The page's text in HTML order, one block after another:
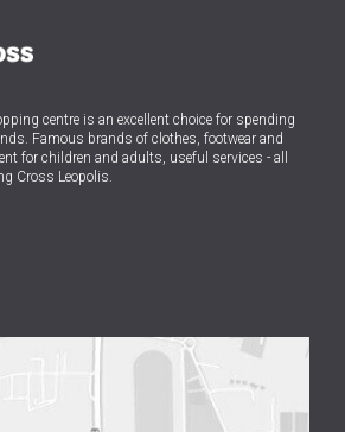
centre is an excellent choice for spending
Famous brands of clothes, footwear and
for children and adults, useful services - all
Cross Leopolis.